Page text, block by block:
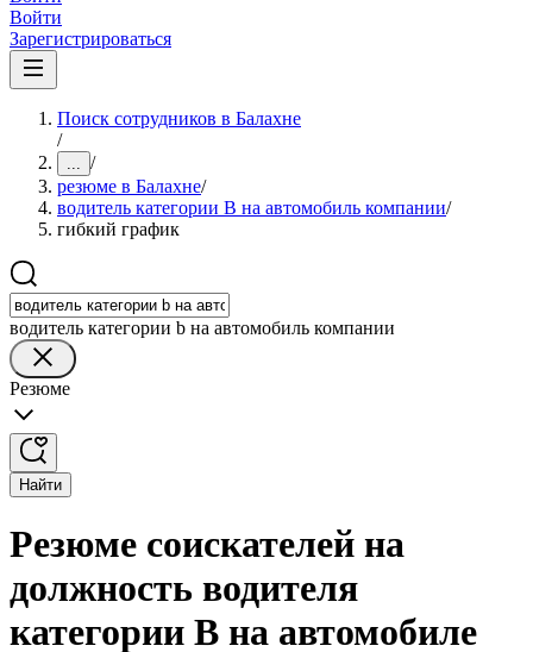
Войти
Зарегистрироваться
Поиск сотрудников в Балахне
/
... /
резюме в Балахне/
водитель категории B на автомобиль компании/
гибкий график
водитель категории b на автомобиль компании
Резюме
Найти
Резюме соискателей на
должность водителя
категории B на автомобиле